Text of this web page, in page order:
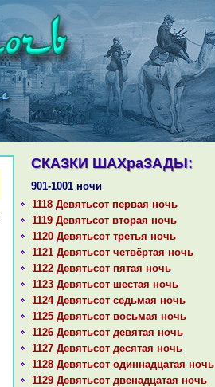
СКАЗКИ ШАХpaЗАДЫ:
901-1001 ночи
1118 Девятьсот первая ночь
1119 Девятьсот втоpaя ночь
1120 Девятьсот третья ночь
1121 Девятьсот четвёртая ночь
1122 Девятьсот пятая ночь
1123 Девятьсот шестая ночь
1124 Девятьсот седьмая ночь
1125 Девятьсот восьмая ночь
1126 Девятьсот девятая ночь
1127 Девятьсот десятая ночь
1128 Девятьсот одиннaдцатая ночь
1129 Девятьсот двенaдцатая ночь